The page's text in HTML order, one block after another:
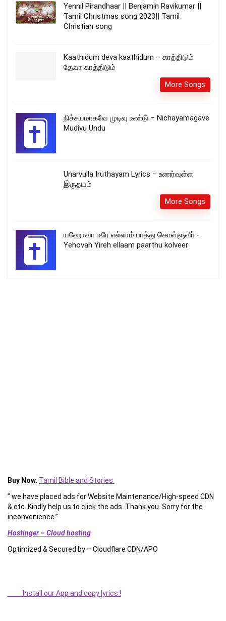
Yennil Pirandhaar || Benjamin Ravikumar ||
Tamil Christmas song 2023|| Tamil
Christian song
Kaathidum deva kaathidum – காத்திடும்
தேவா காத்திடும்
More Songs
நிச்சயமாகவே முடிவு உண்டு – Nichayamagave
Mudivu Undu
Unarvulla Iruthayam Lyrics – உணர்வுள்ள
இருதயம்
More Songs
யஹோவா ஈரே எல்லாம் பாத்து கொள்ளுவீர் -
Yehovah Yireh ellaam paarthu kolveer
Buy Now: Tamil Bible and Stories
” we have placed ads for Website Maintenance/High-speed CDN
& etc. Kindly help us to click the ads. Thank you. Sorry for the
inconvenience.”
Hostinger – Cloud hosting
Optimized & Secured by – Cloudflare CDN/APO
Install our App and copy lyrics !